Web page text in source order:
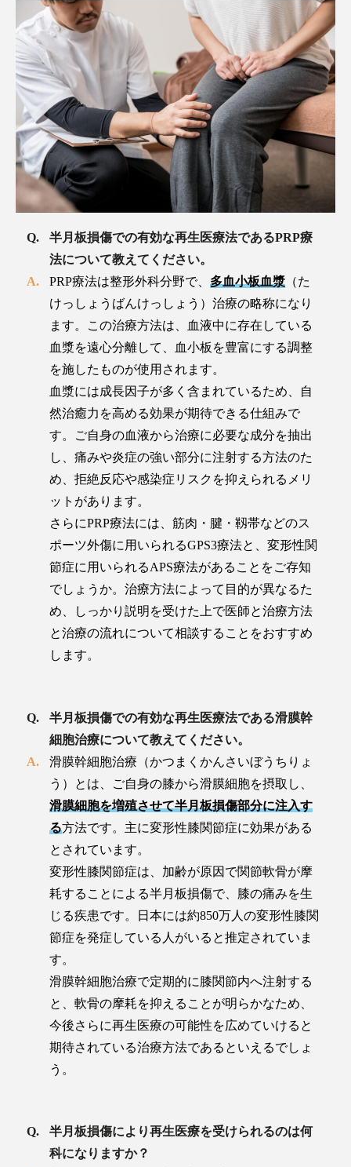
半月板損傷での有効な再生医療法であるPRP療
法について教えてください。
PRP療法は整形外科分野で、 多血小板血漿 （た
けっしょうばんけっしょう）治療の略称になり
ます。この治療方法は、血液中に存在している
血漿を遠心分離して、血小板を豊富にする調整
を施したものが使用されます。
血漿には成長因子が多く含まれているため、自
然治癒力を高める効果が期待できる仕組みで
す。ご自身の血液から治療に必要な成分を抽出
し、痛みや炎症の強い部分に注射する方法のた
め、拒絶反応や感染症リスクを抑えられるメリ
ットがあります。
さらにPRP療法には、筋肉・腱・靱帯などのス
ポーツ外傷に用いられるGPS3療法と、変形性関
節症に用いられるAPS療法があることをご存知
でしょうか。治療方法によって目的が異なるた
め、しっかり説明を受けた上で医師と治療方法
と治療の流れについて相談することをおすすめ
します。
半月板損傷での有効な再生医療法である滑膜幹
細胞治療について教えてください。
滑膜幹細胞治療（かつまくかんさいぼうちりょ
う）とは、ご自身の膝から滑膜細胞を摂取し、
滑膜細胞を増殖させて半月板損傷部分に注入す
る方法です。主に変形性膝関節症に効果がある
とされています。
変形性膝関節症は、加齢が原因で関節軟骨が摩
耗することによる半月板損傷で、膝の痛みを生
じる疾患です。日本には約850万人の変形性膝関
節症を発症している人がいると推定されていま
す。
滑膜幹細胞治療で定期的に膝関節内へ注射する
と、軟骨の摩耗を抑えることが明らかなため、
今後さらに再生医療の可能性を広めていけると
期待されている治療方法であるといえるでしょ
う。
半月板損傷により再生医療を受けられるのは何
科になりますか？